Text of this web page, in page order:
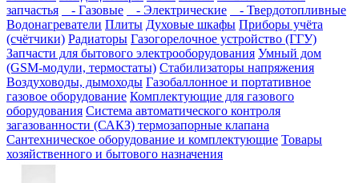
запчастья
- Газовые - Электрические
- Твердотопливные
Водонагреватели Плиты Духовые шкафы Приборы учёта
(счётчики) Радиаторы Газогорелочное устройство (ГГУ)
Запчасти для бытового электрооборудования Умный дом
(GSM-модули, термостаты) Cтабилизаторы напряжения
Воздуховоды, дымоходы Газобаллонное и портативное
газовое оборудование Комплектующие для газового
оборудования Система автоматического контроля
загазованности (САКЗ) термозапорные клапана
Сантехническое оборудование и комплектующие Товары
хозяйственного и бытового назначения